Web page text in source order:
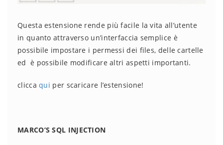
Questa estensione rende più facile la vita all’utente
in quanto attraverso un’interfaccia semplice è
possibile impostare i permessi dei files, delle cartelle
ed è possibile modificare altri aspetti importanti.
cliccaqui per scaricare l’estensione!
MARCO’S SQL INJECTION